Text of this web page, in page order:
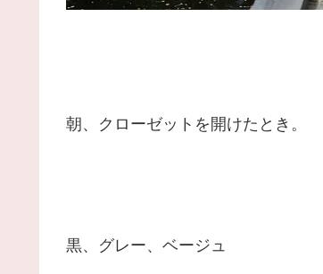
朝、クローゼットを開けたとき。
黒、グレー、ベージュ